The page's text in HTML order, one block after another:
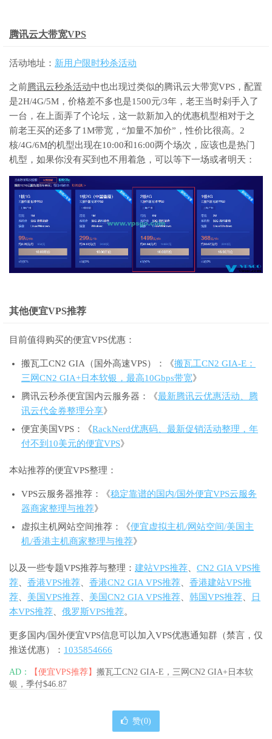
腾讯云大带宽VPS
活动地址： 新用户限时秒杀活动
之前腾讯云秒杀活动中也出现过类似的腾讯云大带宽VPS，配置
是2H/4G/5M，价格差不多也是1500元/3年，老王当时剁手入了
一台，在上面弄了个论坛，这一款新加入的优惠机型相对于之
前老王买的还多了1M带宽，“加量不加价”，性价比很高。2
核/4G/6M的机型出现在10:00和16:00两个场次，应该也是热门
机型，如果你没有买到也不用着急，可以等下一场或者明天：
其他便宜VPS推荐
目前值得购买的便宜VPS优惠：
搬瓦工CN2 GIA（国外高速VPS）：《搬瓦工CN2 GIA-E：
三网CN2 GIA+日本软银，最高10Gbps带宽》
腾讯云秒杀便宜国内云服务器：《最新腾讯云优惠活动、腾
讯云代金券整理分享》
便宜美国VPS：《RackNerd优惠码、最新促销活动整理，年
付不到10美元的便宜VPS》
本站推荐的便宜VPS整理：
VPS云服务器推荐：《稳定靠谱的国内/国外便宜VPS云服务
器商家整理与推荐》
虚拟主机网站空间推荐：《便宜虚拟主机/网站空间/美国主
机/香港主机商家整理与推荐》
以及一些专题VPS推荐与整理： 建站VPS推荐
CN2 GIA VPS推
荐
香港VPS推荐 香港CN2 GIA VPS推荐
香港建站VPS推
荐
美国VPS推荐 美国CN2 GIA VPS推荐 韩国VPS推荐
日
本VPS推荐
俄罗斯VPS推荐。
更多国内/国外便宜VPS信息可以加入VPS优惠通知群（禁言，仅
推送优惠）： 1035854666
AD： 【便宜VPS推荐】 搬瓦工CN2 GIA-E，三网CN2 GIA+日本软
银，季付$46.87
赞(0)